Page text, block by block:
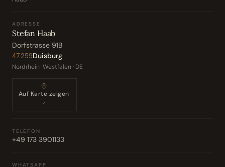
ADRESSE
Stefan Haab
Dorfstrasse 91B
47259Duisburg
Nordrhein-Westfalen · DE
Auf Karte zeigen
↗
TELEFON
+49 173 3901133
WHATSAPP